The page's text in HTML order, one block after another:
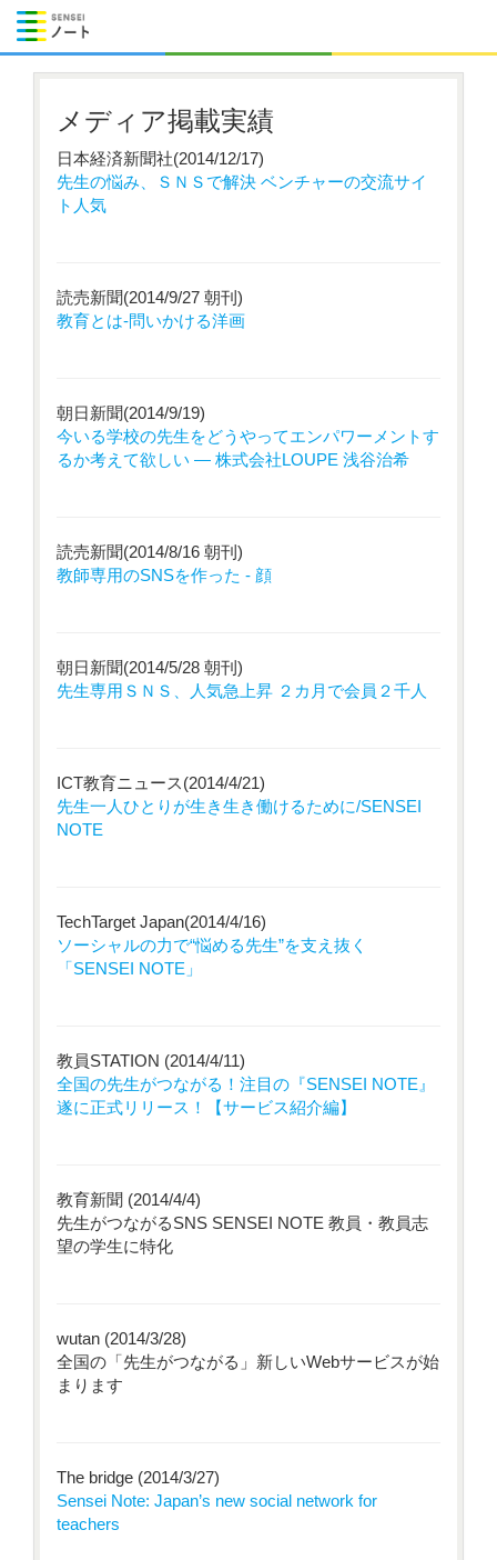
メディア掲載実績
日本経済新聞社(2014/12/17)
先生の悩み、ＳＮＳで解決 ベンチャーの交流サイ
ト人気
読売新聞(2014/9/27 朝刊)
教育とは-問いかける洋画
朝日新聞(2014/9/19)
今いる学校の先生をどうやってエンパワーメントす
るか考えて欲しい ― 株式会社LOUPE 浅谷治希
読売新聞(2014/8/16 朝刊)
教師専用のSNSを作った - 顔
朝日新聞(2014/5/28 朝刊)
先生専用ＳＮＳ、人気急上昇 ２カ月で会員２千人
ICT教育ニュース(2014/4/21)
先生一人ひとりが生き生き働けるために/SENSEI
NOTE
TechTarget Japan(2014/4/16)
ソーシャルの力で“悩める先生”を支え抜く
「SENSEI NOTE」
教員STATION (2014/4/11)
全国の先生がつながる！注目の『SENSEI NOTE』
遂に正式リリース！【サービス紹介編】
教育新聞 (2014/4/4)
先生がつながるSNS SENSEI NOTE 教員・教員志
望の学生に特化
wutan (2014/3/28)
全国の「先生がつながる」新しいWebサービスが始
まります
The bridge (2014/3/27)
Sensei Note: Japan’s new social network for
teachers